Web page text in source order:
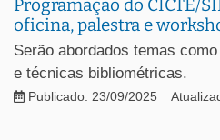
Programação do CICTE/
oficina, palestra e
Serão abordados temas
e técnicas bibliométricas.
Publicado: 23/09/2025